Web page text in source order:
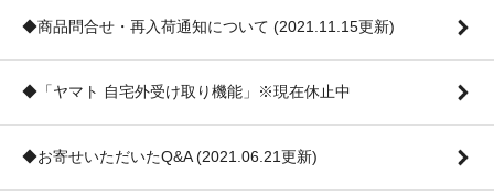
◆商品問合せ・再入荷通知について (2021.11.15更新)
◆「ヤマト 自宅外受け取り機能」※現在休止中
◆お寄せいただいたQ&A (2021.06.21更新)